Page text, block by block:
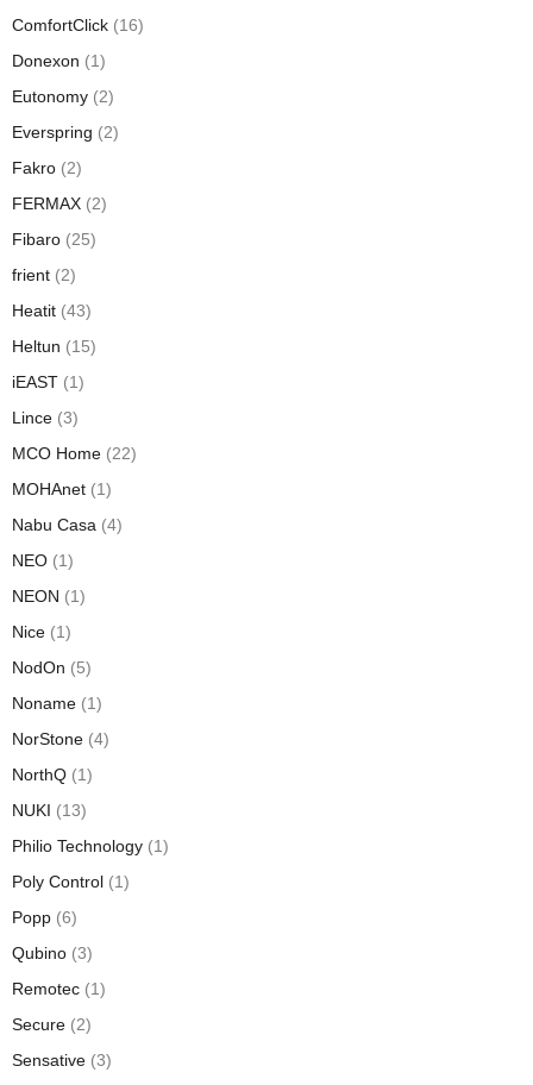
ComfortClick (16)
Donexon (1)
Eutonomy (2)
Everspring (2)
Fakro (2)
FERMAX (2)
Fibaro (25)
frient (2)
Heatit (43)
Heltun (15)
iEAST (1)
Lince (3)
MCO Home (22)
MOHAnet (1)
Nabu Casa (4)
NEO (1)
NEON (1)
Nice (1)
NodOn (5)
Noname (1)
NorStone (4)
NorthQ (1)
NUKI (13)
Philio Technology (1)
Poly Control (1)
Popp (6)
Qubino (3)
Remotec (1)
Secure (2)
Sensative (3)